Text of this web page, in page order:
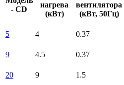
- CD
нагрева
(кВт)
вентилятора
(кВт, 50Гц)
5 4 0.37
9 4.5 0.37
20 9 1.5